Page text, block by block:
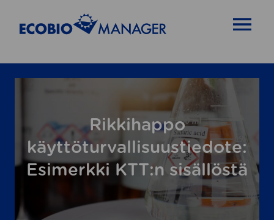
Rikkihappo
käyttöturvallisuustiedote:
Esimerkki KTT:n sisällöstä